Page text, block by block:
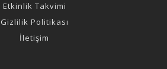
Etkinlik Takvimi
Gizlilik Politikası
İletişim